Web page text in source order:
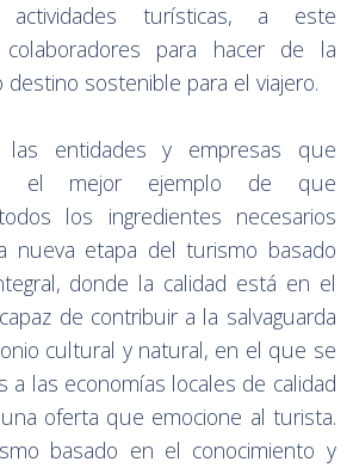
turísticas, a este
colaboradores para hacer de la
destino sostenible para el viajero.
las entidades y empresas que
el mejor ejemplo de que
los ingredientes necesarios
nueva etapa del turismo basado
donde la calidad está en el
de contribuir a la salvaguarda
cultural y natural, en el que se
a las economías locales de calidad
oferta que emocione al turista.
basado en el conocimiento y